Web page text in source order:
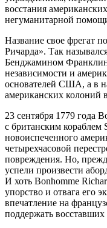
восстания
негуманитарной
Название свое фрегат
Ричарда». Так
Бенджамином
независимости и
основателей США, а в
американских колоний
23 сентября 1779 года
с британским кораблем
новоиспеченного
четырехчасовой
повреждения. Но,
успели произвести
И хоть Bonhomme
упорство и отвага его
впечатление на
поддержать восставших